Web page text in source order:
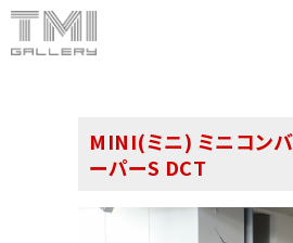
MINI(ミニ) ミニコン
ーパーS DCT